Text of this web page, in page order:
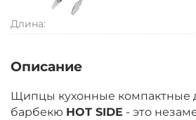
Длина:
Описание
Щипцы кухонные компактные
барбекю HOT SIDE - это